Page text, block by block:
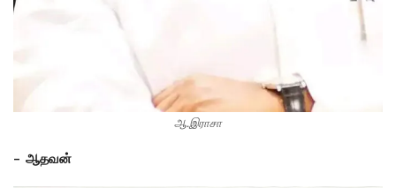
ஆ.இராசா
– ஆதவன்